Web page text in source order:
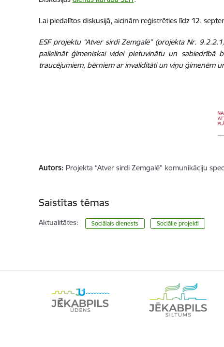
Lai piedalītos diskusijā, aicinām reģistrēties līdz 12.
ESF projektu “Atver sirdi Zemgalē” (projekta Nr.
palielināt ģimeniskai videi pietuvinātu un sabiedrībā
traucējumiem, bērniem ar invaliditāti un viņu ģimenēm
Autors: Projekta “Atver sirdi Zemgalē” komunikāciju
Saistītas tēmas
Aktualitātes: Sociālais dienests Sociālie projekti